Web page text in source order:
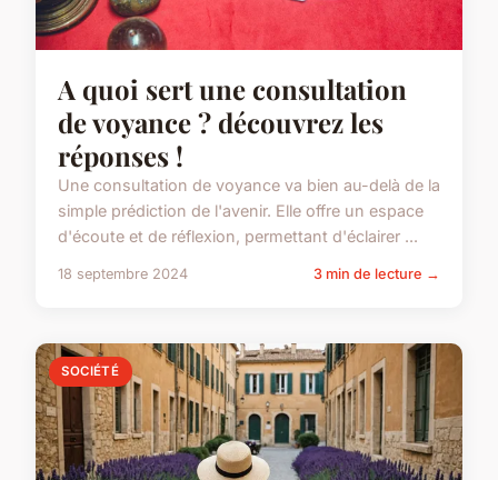
A quoi sert une consultation
de voyance ? découvrez les
réponses !
Une consultation de voyance va bien au-delà de la
simple prédiction de l'avenir. Elle offre un espace
d'écoute et de réflexion, permettant d'éclairer ...
18 septembre 2024 3 min de lecture →
SOCIÉTÉ